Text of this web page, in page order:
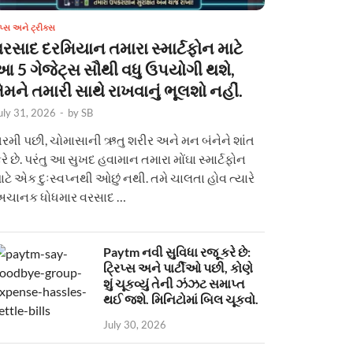
અને ટ્રીક્સ
દરમિયાન તમારા સ્માર્ટફોન માટે
5 ગેજેટ્સ સૌથી વધુ ઉપયોગી થશે,
તમારી સાથે રાખવાનું ભૂલશો નહીં.
31, 2026 - bySB
પછી, ચોમાસાની ઋતુ શરીર અને મન બંનેને શાંત
છે. પરંતુ આ સુખદ હવામાન તમારા મોંઘા સ્માર્ટફોન
એક દુઃસ્વપ્નથી ઓછું નથી. તમે ચાલતા હોવ ત્યારે
ધોધમાર વરસાદ …
Paytm નવી સુવિધા રજૂ કરે છે:
ટ્રિપ્સ અને પાર્ટીઓ પછી, કોણે
શું ચૂકવ્યું તેની ઝંઝટ સમાપ્ત
થઈ જશે. મિનિટોમાં બિલ ચૂકવો.
July 30, 2026